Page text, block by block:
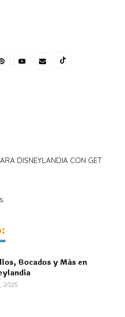
Bocados y Más en
2025